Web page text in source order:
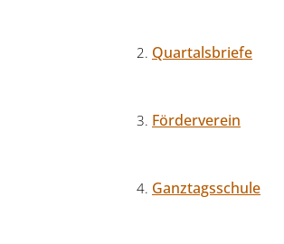
Quartalsbriefe
Förderverein
Ganztagsschule